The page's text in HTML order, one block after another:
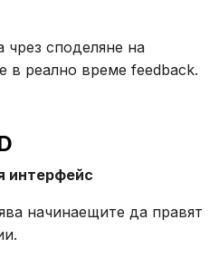
чрез споделяне на
в реално време feedback.
интерфейс
начинаещите да правят